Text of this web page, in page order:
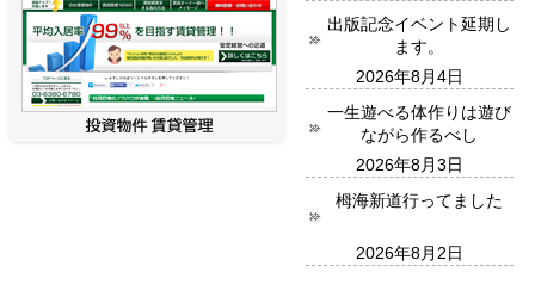
出版記念イベント延期し
ます。
2026年8月4日
一生遊べる体作りは遊び
ながら作るべし
2026年8月3日
栂海新道行ってました
2026年8月2日